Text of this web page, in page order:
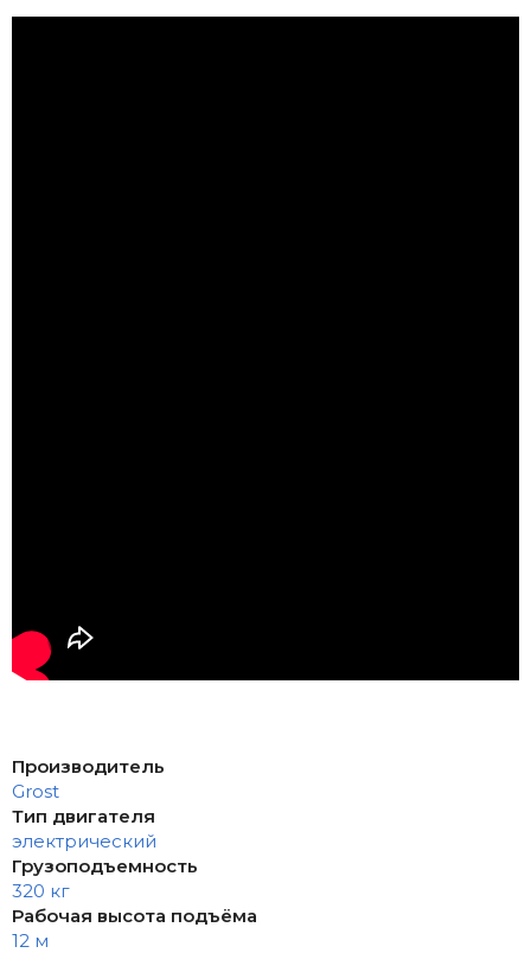
Производитель
Grost
Тип двигателя
электрический
Грузоподъемность
320 кг
Рабочая высота подъёма
12 м